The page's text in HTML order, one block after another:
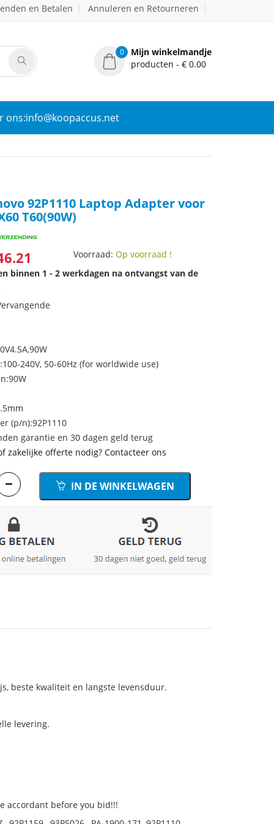
en Betalen Annuleren en Retourneren
0
Mijn winkelmandje
producten - € 0.00
ons:info@koopaccus.net
92P1110 Laptop Adapter voor
T60(90W)
Voorraad:Op voorraad !
binnen 1 - 2 werkdagen na ontvangst van de
240V, 50-60Hz (for worldwide use)
(p/n):92P1110
garantie en 30 dagen geld terug
zakelijke offerte nodig? Contacteer ons
IN DE WINKELWAGEN
beste kwaliteit en langste levensduur.
levering.
accordant before you bid!!!